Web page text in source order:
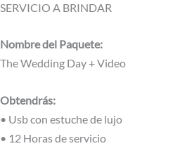
SERVICIO A BRINDAR
Nombre del Paquete:
The Wedding Day + Video
Obtendrás:
• Usb con estuche de lujo
• 12 Horas de servicio